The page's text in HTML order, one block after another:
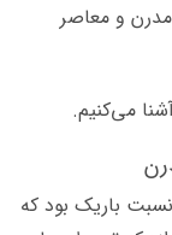
و معاصر
می‌کنیم.
باریک بود که